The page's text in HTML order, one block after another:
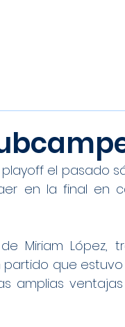
el pasado
en la final en
Miriam López,
partido que
amplias